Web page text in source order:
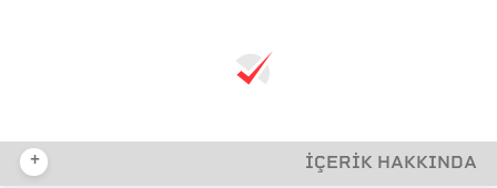
+ İÇERİK HAKKINDA